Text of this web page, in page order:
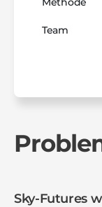
Team
Sky-Futures